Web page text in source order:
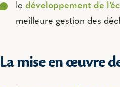
le développement de
meilleure gestion des
La mise en œuvre